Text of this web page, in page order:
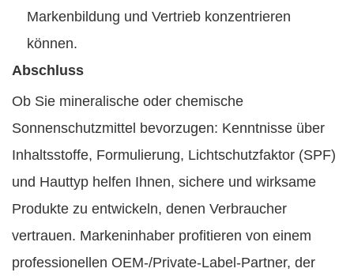
Markenbildung und Vertrieb konzentrieren
können.
Abschluss
Ob Sie mineralische oder chemische
Sonnenschutzmittel bevorzugen: Kenntnisse über
Inhaltsstoffe, Formulierung, Lichtschutzfaktor (SPF)
und Hauttyp helfen Ihnen, sichere und wirksame
Produkte zu entwickeln, denen Verbraucher
vertrauen. Markeninhaber profitieren von einem
professionellen OEM-/Private-Label-Partner, der